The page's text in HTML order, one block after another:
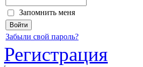
Запомнить меня
Забыли свой пароль?
Регистрация